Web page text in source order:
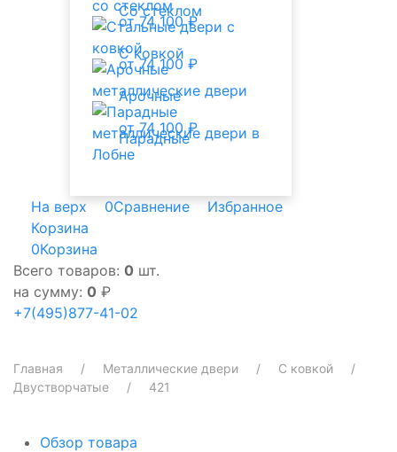
Со стеклом
С ковкой
от 74 100 ₽
Арочные
от 74 100 ₽
Парадные
от 74 100 ₽
На верх 0Сравнение
Избранное
Корзина
0Корзина
Всего товаров: 0 шт.
на сумму: 0 ₽
+7(495)877-41-02
Главная Металлические двери
С ковкой
Двустворчатые
421
Обзор товара